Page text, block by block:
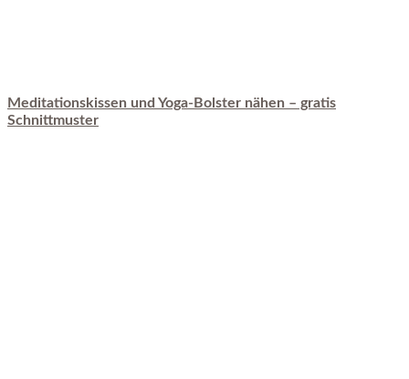
Meditationskissen und Yoga-Bolster nähen – gratis
Schnittmuster